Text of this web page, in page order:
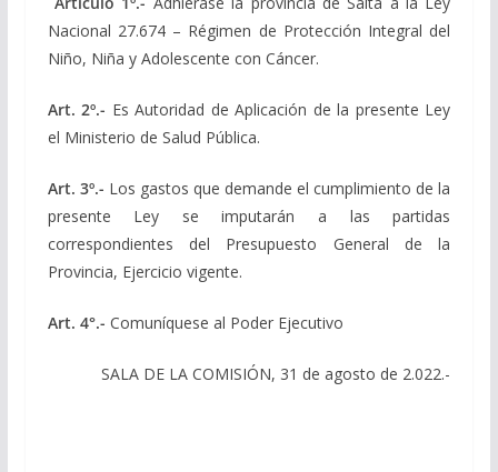
Nacional 27.674 – Régimen de Protección Integral del
Niño, Niña y Adolescente con Cáncer.
Art. 2º.- Es Autoridad de Aplicación de la presente Ley
el Ministerio de Salud Pública.
Art. 3º.- Los gastos que demande el cumplimiento de la
presente Ley se imputarán a las partidas
correspondientes del Presupuesto General de la
Provincia, Ejercicio vigente.
Art. 4°.- Comuníquese al Poder Ejecutivo
SALA DE LA COMISIÓN, 31 de agosto de 2.022.-